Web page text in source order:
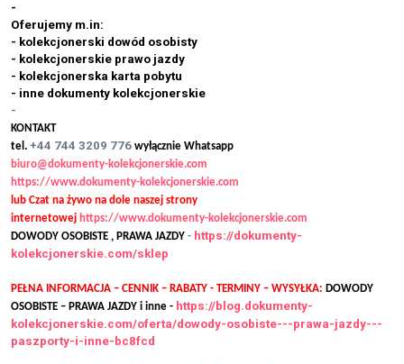
-
Oferujemy m.in:
- kolekcjonerski dowód osobisty
- kolekcjonerskie prawo jazdy
- kolekcjonerska karta pobytu
- inne dokumenty kolekcjonerskie
-
KONTAKT
tel. +44 744 3209 776 wyłącznie Whatsapp
biuro@dokumenty-kolekcjonerskie.com
https://www.dokumenty-kolekcjonerskie.com
lub Czat na żywo na dole naszej strony
internetowej https://www.dokumenty-kolekcjonerskie.com
DOWODY OSOBISTE , PRAWA JAZDY - https://dokumenty-
kolekcjonerskie.com/sklep
PEŁNA INFORMACJA – CENNIK – RABATY - TERMINY – WYSYŁKA: DOWODY
OSOBISTE – PRAWA JAZDY i inne - https://blog.dokumenty-
kolekcjonerskie.com/oferta/dowody-osobiste---prawa-jazdy---
paszporty-i-inne-bc8fcd